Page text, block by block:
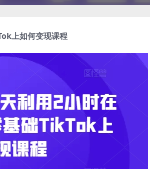
上如何变现课程